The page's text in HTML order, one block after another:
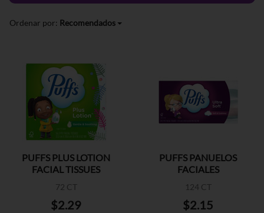
Ordenar por: Recomendados
PUFFS PLUS LOTION
FACIAL TISSUES
72 CT
$2.29
PUFFS PANUELOS
FACIALES
124 CT
$2.15